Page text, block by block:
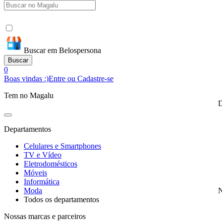
Buscar em Belospersona
Buscar
0
Boas vindas :)Entre ou Cadastre-se
Tem no Magalu
Departamentos
Celulares e Smartphones
TV e Vídeo
Eletrodomésticos
Móveis
Informática
Moda
Todos os departamentos
Nossas marcas e parceiros